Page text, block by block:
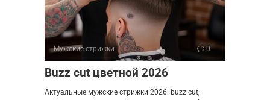
Мужские стрижки 0
Buzz cut цветной 2026
Актуальные мужские стрижки 2026: buzz cut,